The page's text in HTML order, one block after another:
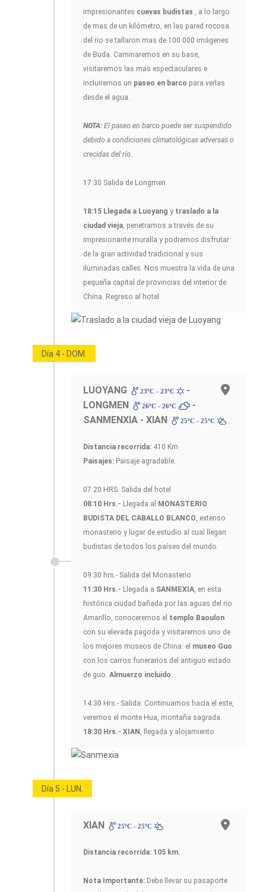
impresionantes cuevas budistas
, a lo largo
de mas de un kilómetro, en las pared rocosa
del rio se tallaron mas de 100 000 imágenes
de Buda. Caminaremos en su base,
visitaremos las mas espectaculares e
incluiremos un paseo en barco para verlas
desde el agua.
NOTA: El paseo en barco puede ser suspendido
debido a condiciones climatológicas adversas o
crecidas del río.
17:30 Salida de Longmen
18:15 Llegada a Luoyang y traslado a la
ciudad vieja , penetramos a través de su
impresionante muralla y podremos disfrutar
de la gran actividad tradicional y sus
iluminadas calles. Nos muestra la vida de una
pequeña capital de provincias del interior de
China. Regreso al hotel.
Día 4 - DOM.
LUOYANG 23ºC - 23ºC
-
LONGMEN
26ºC - 26ºC
-
SANMENXIA - XIAN
25ºC - 25ºC
Distancia recorrida: 410 Km
Paisajes: Paisaje agradable.
07:20 HRS. Salida del hotel
08:10 Hrs.- Llegada al MONASTERIO
BUDISTA DEL CABALLO BLANCO , extenso
monasterio y lugar de estudio al cual llegan
budistas de todos los países del mundo.
09:30 hrs.- Salida del Monasterio
11:30 Hrs.- Llegada a SANMEXIA , en esta
histórica ciudad bañada por las aguas del rio
Amarillo, conoceremos el templo Baoulon
con su elevada pagoda y visitaremos uno de
los mejores museos de China: el museo Guo
con los carros funerarios del antiguo estado
de guo. Almuerzo incluido.
14:30 Hrs.- Salida. Continuamos hacia el este,
veremos el monte Hua, montaña sagrada.
18:30 Hrs.- XIAN , llegada y alojamiento.
Día 5 - LUN.
XIAN 25ºC - 25ºC
Distancia recorrida: 105 km.
Nota Importante: Debe llevar su pasaporte